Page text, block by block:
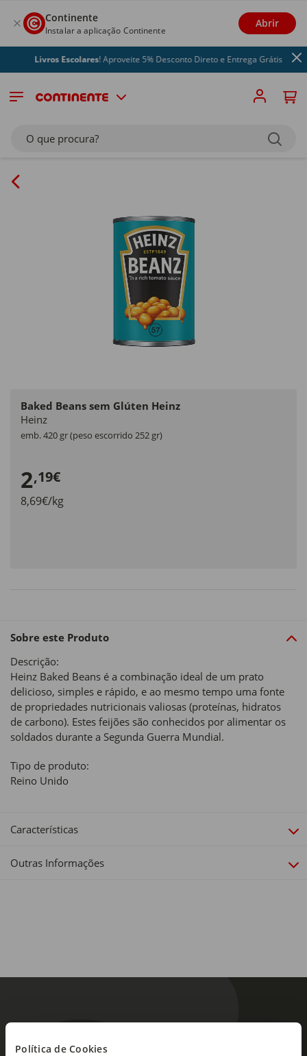
Política de Cookies
Continente
Instalar a aplicação Continente
Abrir
Livros Escolares! Aproveite 5% Desconto Direto e Entrega Grátis
O que procura?
Baked Beans sem Glúten Heinz
Heinz
emb. 420 gr (peso escorrido 252 gr)
2,19€
8,69€/kg
Sobre este Produto
Descrição:
Heinz Baked Beans é a combinação ideal de um prato
delicioso, simples e rápido, e ao mesmo tempo uma fonte
de propriedades nutricionais valiosas (proteínas, hidratos
de carbono). Estes feijões são conhecidos por alimentar os
soldados durante a Segunda Guerra Mundial.
Tipo de produto:
Reino Unido
Características
Outras Informações